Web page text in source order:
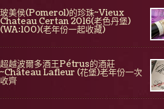
玻美侯(Pomerol)的珍珠~Vieux
Chateau Certan 2016(老色丹堡)
(WA:100)(老年份一起收藏)
超越波爾多酒王Pétrus的酒莊
~Château Lafleur (花堡)老年份一次
收齊